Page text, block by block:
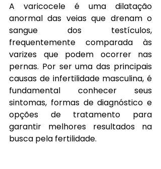
A varicocele é uma dilatação
anormal das veias que drenam o
sangue dos testículos,
frequentemente comparada às
varizes que podem ocorrer nas
pernas. Por ser uma das principais
causas de infertilidade masculina, é
fundamental conhecer seus
sintomas, formas de diagnóstico e
opções de tratamento para
garantir melhores resultados na
busca pela fertilidade.